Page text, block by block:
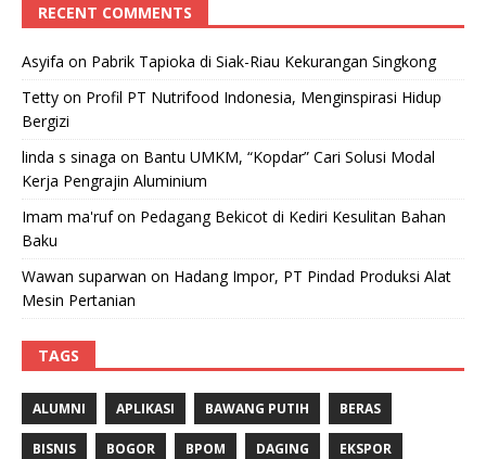
RECENT COMMENTS
Asyifa on Pabrik Tapioka di Siak-Riau Kekurangan Singkong
Tetty on Profil PT Nutrifood Indonesia, Menginspirasi Hidup
Bergizi
linda s sinaga on Bantu UMKM, “Kopdar” Cari Solusi Modal
Kerja Pengrajin Aluminium
Imam ma'rufon Pedagang Bekicot di Kediri Kesulitan Bahan
Baku
Wawan suparwan on Hadang Impor, PT Pindad Produksi Alat
Mesin Pertanian
TAGS
ALUMNI APLIKASI BAWANG PUTIH BERAS
BISNIS BOGOR BPOM DAGING EKSPOR